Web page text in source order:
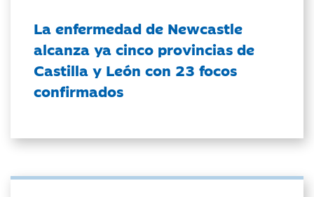
La enfermedad de Newcastle
alcanza ya cinco provincias de
Castilla y León con 23 focos
confirmados